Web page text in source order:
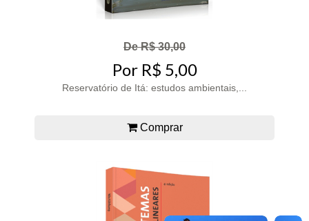
De R$ 30,00
Por R$ 5,00
Reservatório de Itá: estudos ambientais,...
Comprar